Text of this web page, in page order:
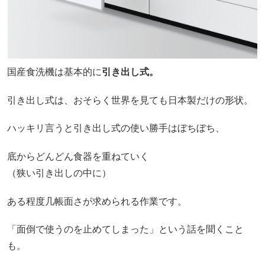
国産食洗機は基本的に引き出し式。
引き出し式は、おそらく世界を見ても日本製だけの形状。
ハッキリ言うと引き出し式の使い勝手はぼちぼち、
底からどんどん食器を重ねていく
（狭い引き出しの中に）
ある程度几帳面さが求められる作業です。
「面倒で使うのを止めてしまった」という話を聞くこと
も。